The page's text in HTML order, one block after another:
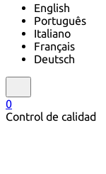
English
Português
Italiano
Français
Deutsch
0
Control de calidad